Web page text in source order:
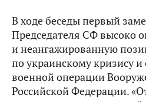
В ходе беседы первый
Председателя СФ высоко
и неангажированную
по украинскому кризису
военной операции
Российской Федерации.